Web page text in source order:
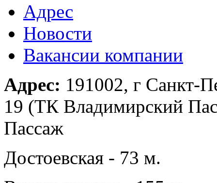
Адрес
Новости
Вакансии компании
Адрес: 191002, г Санкт-
19 (ТК Владимирский
Пассаж
Достоевская - 73 м.